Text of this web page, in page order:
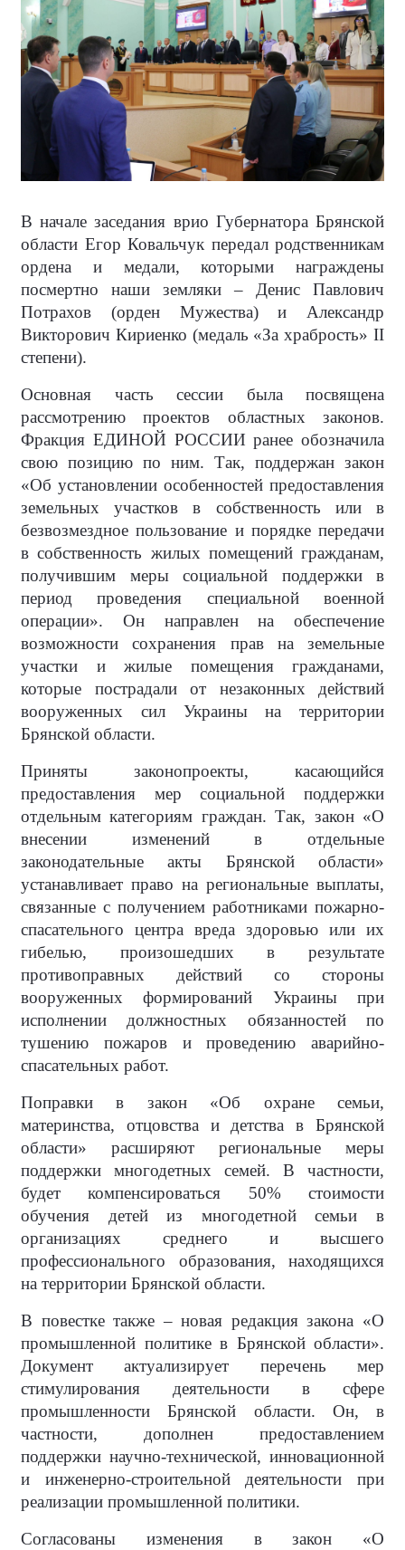
В начале заседания врио Губернатора Брянской
области Егор Ковальчук передал родственникам
ордена и медали, которыми награждены
посмертно наши земляки – Денис Павлович
Потрахов (орден Мужества) и Александр
Викторович Кириенко (медаль «За храбрость» II
степени).
Основная часть сессии была посвящена
рассмотрению проектов областных законов.
Фракция ЕДИНОЙ РОССИИ ранее обозначила
свою позицию по ним. Так, поддержан закон
«Об установлении особенностей предоставления
земельных участков в собственность или в
безвозмездное пользование и порядке передачи
в собственность жилых помещений гражданам,
получившим меры социальной поддержки в
период проведения специальной военной
операции». Он направлен на обеспечение
возможности сохранения прав на земельные
участки и жилые помещения гражданами,
которые пострадали от незаконных действий
вооруженных сил Украины на территории
Брянской области.
Приняты законопроекты, касающийся
предоставления мер социальной поддержки
отдельным категориям граждан. Так, закон «О
внесении изменений в отдельные
законодательные акты Брянской области»
устанавливает право на региональные выплаты,
связанные с получением работниками пожарно-
спасательного центра вреда здоровью или их
гибелью, произошедших в результате
противоправных действий со стороны
вооруженных формирований Украины при
исполнении должностных обязанностей по
тушению пожаров и проведению аварийно-
спасательных работ.
Поправки в закон «Об охране семьи,
материнства, отцовства и детства в Брянской
области» расширяют региональные меры
поддержки многодетных семей. В частности,
будет компенсироваться 50% стоимости
обучения детей из многодетной семьи в
организациях среднего и высшего
профессионального образования, находящихся
на территории Брянской области.
В повестке также – новая редакция закона «О
промышленной политике в Брянской области».
Документ актуализирует перечень мер
стимулирования деятельности в сфере
промышленности Брянской области. Он, в
частности, дополнен предоставлением
поддержки научно-технической, инновационной
и инженерно-строительной деятельности при
реализации промышленной политики.
Согласованы изменения в закон «О